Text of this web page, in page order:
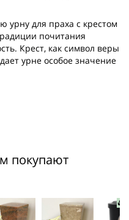
урну для праха с крестом
почитания
Крест, как символ веры
урне особое значение
покупают